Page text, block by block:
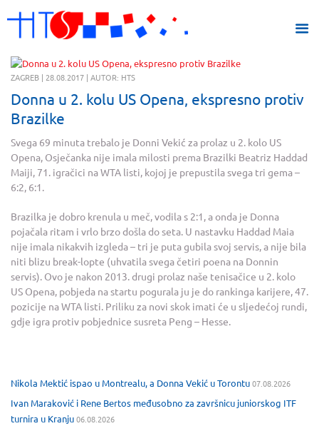
ZAGREB | 28.08.2017 | AUTOR: HTS
Donna u 2. kolu US Opena, ekspresno protiv
Brazilke
Svega 69 minuta trebalo je Donni Vekić za prolaz u 2. kolo US
Opena, Osječanka nije imala milosti prema Brazilki Beatriz Haddad
Maiji, 71. igračici na WTA listi, kojoj je prepustila svega tri gema –
6:2, 6:1.
Brazilka je dobro krenula u meč, vodila s 2:1, a onda je Donna
pojačala ritam i vrlo brzo došla do seta. U nastavku Haddad Maia
nije imala nikakvih izgleda – tri je puta gubila svoj servis, a nije bila
niti blizu break-lopte (uhvatila svega četiri poena na Donnin
servis). Ovo je nakon 2013. drugi prolaz naše tenisačice u 2. kolo
US Opena, pobjeda na startu pogurala ju je do rankinga karijere, 47.
pozicije na WTA listi. Priliku za novi skok imati će u sljedećoj rundi,
gdje igra protiv pobjednice susreta Peng – Hesse.
Nikola Mektić ispao u Montrealu, a Donna Vekić u Torontu07.08.2026
Ivan Maraković i Rene Bertos međusobno za završnicu juniorskog ITF
turnira u Kranju06.08.2026